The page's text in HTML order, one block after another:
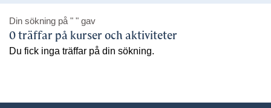
Din sökning på " " gav
0 träffar på kurser och aktiviteter
Du fick inga träffar på din sökning.